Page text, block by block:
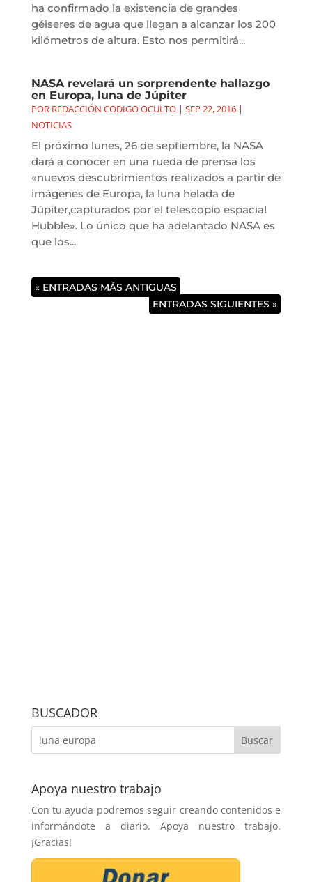
ha confirmado la existencia de grandes
géiseres de agua que llegan a alcanzar los 200
kilómetros de altura. Esto nos permitirá...
NASA revelará un sorprendente hallazgo
en Europa, luna de Júpiter
POR REDACCIÓN CODIGO OCULTO| SEP 22, 2016|
NOTICIAS
El próximo lunes, 26 de septiembre, la NASA
dará a conocer en una rueda de prensa los
«nuevos descubrimientos realizados a partir de
imágenes de Europa, la luna helada de
Júpiter,capturados por el telescopio espacial
Hubble». Lo único que ha adelantado NASA es
que los...
« ENTRADAS MÁS ANTIGUAS
ENTRADAS SIGUIENTES »
BUSCADOR
Apoya nuestro trabajo
Con tu ayuda podremos seguir creando contenidos e
informándote a diario. Apoya nuestro trabajo.
¡Gracias!